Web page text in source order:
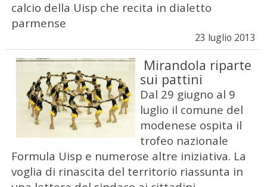
calcio della Uisp che recita in dialetto
parmense
23 luglio 2013
Mirandola riparte
sui pattini
Dal 29 giugno al 9
luglio il comune del
modenese ospita il
trofeo nazionale
Formula Uisp e numerose altre iniziativa. La
voglia di rinascita del territorio riassunta in